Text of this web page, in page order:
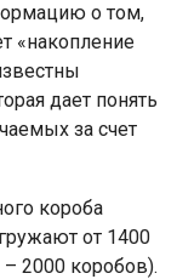
о том,
«накопление
дает понять
за счет
короба
от 1400
2000 коробов).